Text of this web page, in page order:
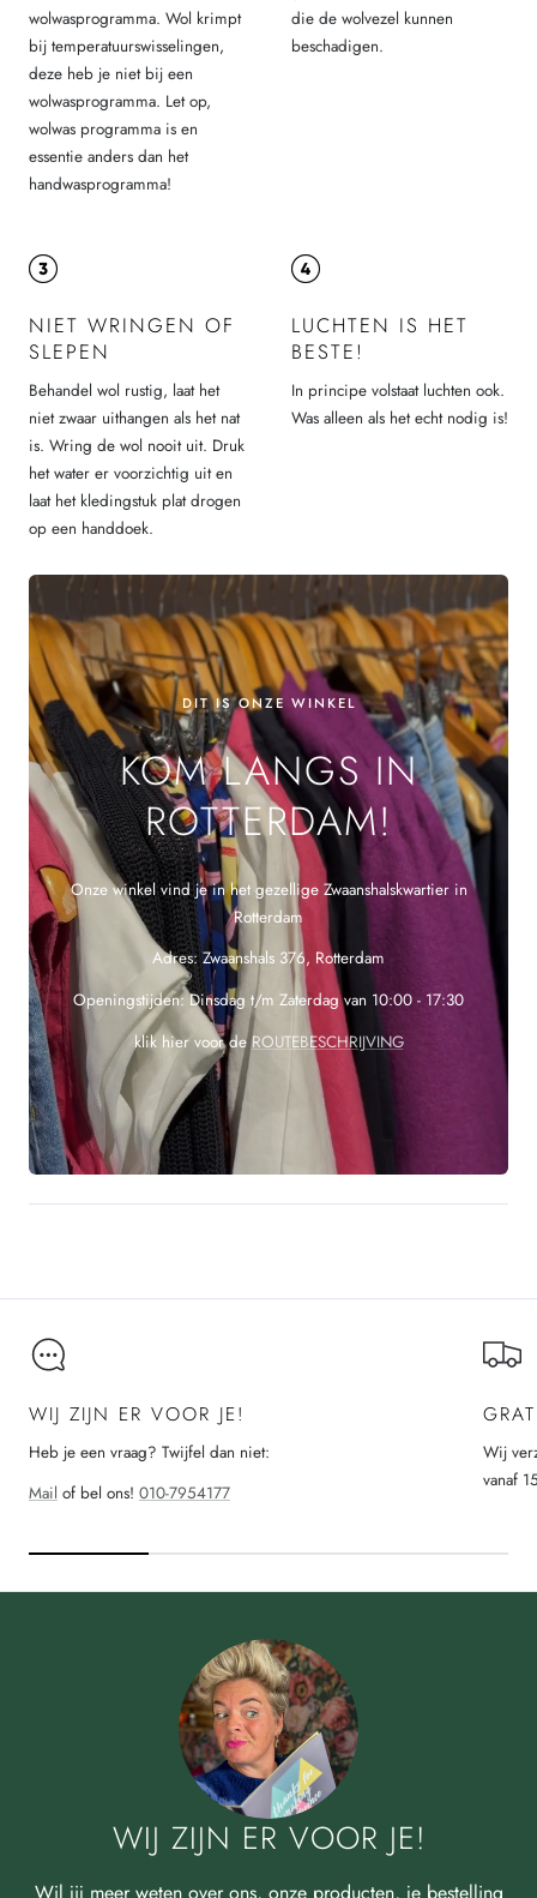
wolwasprogramma. Wol krimpt
bij temperatuurswisselingen,
deze heb je niet bij een
wolwasprogramma. Let op,
wolwas programma is en
essentie anders dan het
handwasprogramma!
die de wolvezel kunnen
beschadigen.
NIET WRINGEN OF
SLEPEN
Behandel wol rustig, laat het
niet zwaar uithangen als het nat
is. Wring de wol nooit uit. Druk
het water er voorzichtig uit en
laat het kledingstuk plat drogen
op een handdoek.
LUCHTEN IS HET
BESTE!
In principe volstaat luchten ook.
Was alleen als het echt nodig is!
DIT IS ONZE WINKEL
KOM LANGS IN
ROTTERDAM!
Onze winkel vind je in het gezellige Zwaanshalskwartier in
Rotterdam
Adres: Zwaanshals 376, Rotterdam
Openingstijden: Dinsdag t/m Zaterdag van 10:00 - 17:30
klik hier voor deROUTEBESCHRIJVING
WIJ ZIJN ER VOOR JE!
Heb je een vraag? Twijfel dan niet:
Mail of bel ons! 010-7954177
Wij
vanaf
WIJ ZIJN ER VOOR JE!